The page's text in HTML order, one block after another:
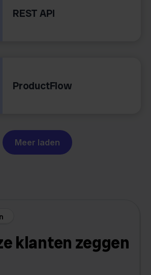
REST API
ProductFlow
Meer laden
klanten zeggen